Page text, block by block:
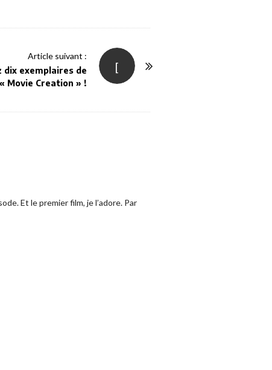
[
Article suivant :
dix exemplaires de
Movie Creation » !
Et le premier film, je l’adore. Par